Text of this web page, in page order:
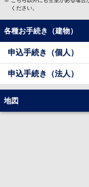
ください。
各種お手続き（建物）
申込手続き（個人）
申込手続き（法人）
地図